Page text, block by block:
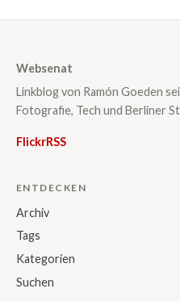
Websenat
Linkblog von Ramón Goeden
Fotografie, Tech und Berliner
FlickrRSS
ENTDECKEN
Archiv
Tags
Kategorien
Suchen